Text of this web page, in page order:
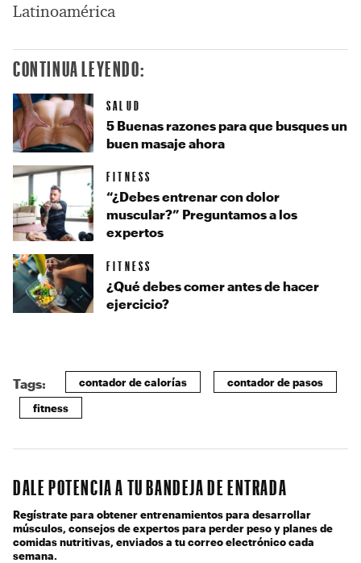
Latinoamérica
CONTINUA LEYENDO:
SALUD
5 Buenas razones para que busques un
buen masaje ahora
FITNESS
“¿Debes entrenar con dolor
muscular?” Preguntamos a los
expertos
FITNESS
¿Qué debes comer antes de hacer
ejercicio?
Tags: contador de calorías contador de pasos
fitness
DALE POTENCIA A TU BANDEJA DE ENTRADA
Regístrate para obtener entrenamientos para desarrollar
músculos, consejos de expertos para perder peso y planes de
comidas nutritivas, enviados a tu correo electrónico cada
semana.